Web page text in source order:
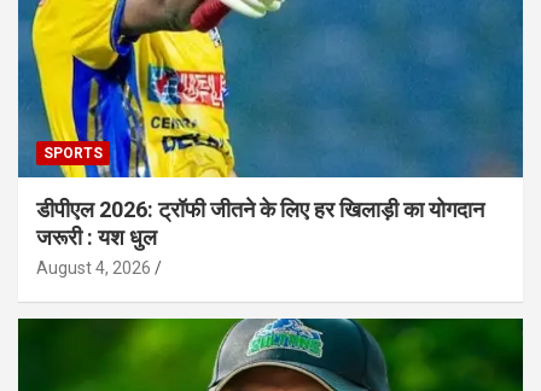
SPORTS
डीपीएल 2026: ट्रॉफी जीतने के लिए हर खिलाड़ी का योगदान
जरूरी : यश धुल
August 4, 2026